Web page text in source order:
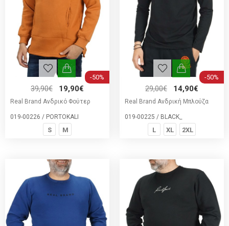
-50%
39,90€ 19,90€
Real Brand Ανδρικό Φούτερ
019-00226 / PORTOKALI
S M
-50%
29,00€ 14,90€
Real Brand Ανδρική Μπλούζα
019-00225 / BLACK_
L XL 2XL